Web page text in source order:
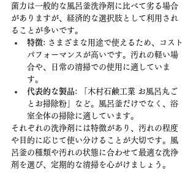
菌力は一般的な風呂釜洗浄剤に比べて劣る場合
がありますが、経済的な選択肢として利用され
ることが多いです。
特徴: さまざまな用途で使えるため、コスト
パフォーマンスが高いです。汚れの軽い場
合や、日常の清掃での使用に適していま
す。
代表的な製品: 「木村石鹸工業 お風呂丸ご
とお掃除粉」など。風呂釜だけでなく、浴
室全体の掃除に適しています。
それぞれの洗浄剤には特徴があり、汚れの程度
や目的に応じて使い分けることが大切です。風
呂釜の種類や汚れの状態に合わせて最適な洗浄
剤を選び、定期的な清掃を心がけましょう。